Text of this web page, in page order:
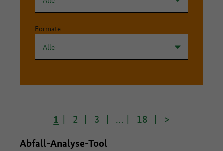
Formate
1 2 3 … 18 >
Abfall-Analyse-Tool